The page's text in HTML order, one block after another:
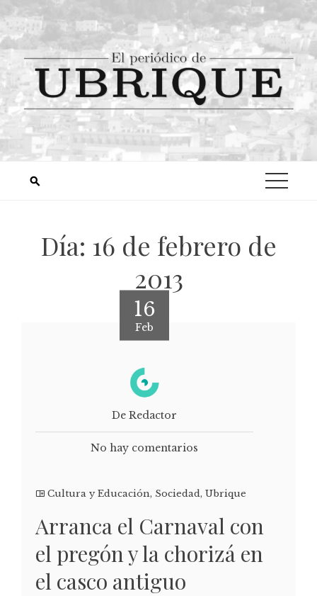
Día: 16 de febrero de
2013
16
Feb
De Redactor
No hay comentarios
Cultura y Educación, Sociedad, Ubrique
Arranca el Carnaval con
el pregón y la chorizá en
el casco antiguo